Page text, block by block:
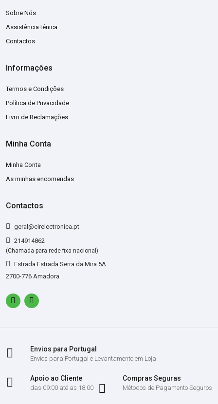
Sobre Nós
Assistência ténica
Contactos
Informações
Termos e Condições
Política de Privacidade
Livro de Reclamações
Minha Conta
Minha Conta
As minhas encomendas
Contactos
geral@clrelectronica.pt
214914862
(Chamada para rede fixa nacional)
Estrada Estrada Serra da Mira 5A
2700-776 Amadora
Envios para Portugal
Envios para Portugal e Levantamento em Loja
Apoio ao Cliente
das 09:00 até as 18:00
Compras Seguras
Métodos de Pagamento Seguros